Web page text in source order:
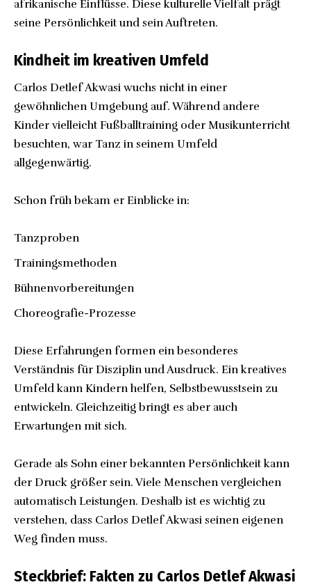
afrikanische Einflüsse. Diese kulturelle Vielfalt prägt
seine Persönlichkeit und sein Auftreten.
Kindheit im kreativen Umfeld
Carlos Detlef Akwasi wuchs nicht in einer
gewöhnlichen Umgebung auf. Während andere
Kinder vielleicht Fußballtraining oder Musikunterricht
besuchten, war Tanz in seinem Umfeld
allgegenwärtig.
Schon früh bekam er Einblicke in:
Tanzproben
Trainingsmethoden
Bühnenvorbereitungen
Choreografie-Prozesse
Diese Erfahrungen formen ein besonderes
Verständnis für Disziplin und Ausdruck. Ein kreatives
Umfeld kann Kindern helfen, Selbstbewusstsein zu
entwickeln. Gleichzeitig bringt es aber auch
Erwartungen mit sich.
Gerade als Sohn einer bekannten Persönlichkeit kann
der Druck größer sein. Viele Menschen vergleichen
automatisch Leistungen. Deshalb ist es wichtig zu
verstehen, dass Carlos Detlef Akwasi seinen eigenen
Weg finden muss.
Steckbrief: Fakten zu Carlos Detlef Akwasi